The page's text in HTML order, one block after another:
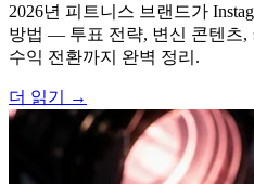
2026년 피트니스 브랜드가
방법 — 투표 전략, 변신 콘텐츠,
수익 전환까지 완벽 정리.
더 읽기 →